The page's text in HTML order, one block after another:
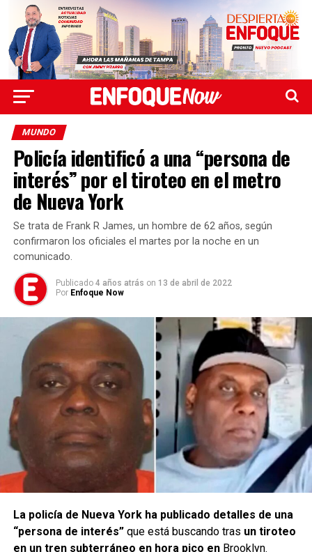
MUNDO
Policía identificó a una “persona de
interés” por el tiroteo en el metro
de Nueva York
Se trata de Frank R James, un hombre de 62 años, según
confirmaron los oficiales el martes por la noche en un
comunicado.
Publicado 4 años atrás on 13 de abril de 2022
Por Enfoque Now
La policía de Nueva York ha publicado detalles de una
“persona de interés”que está buscando tras un tiroteo
en un tren subterráneo en hora pico en Brooklyn.